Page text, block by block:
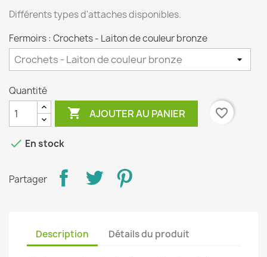
Différents types d'attaches disponibles.
Fermoirs : Crochets - Laiton de couleur bronze
Quantité
 AJOUTER AU PANIER favorite_border
 En stock
Partager
Description Détails du produit